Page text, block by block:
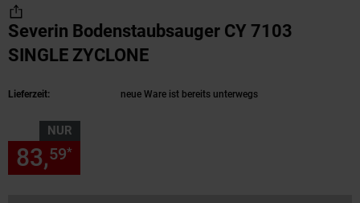
Severin Bodenstaubsauger CY 7103
SINGLE ZYCLONE
Lieferzeit: neue Ware ist bereits unterwegs
NUR
83,59*